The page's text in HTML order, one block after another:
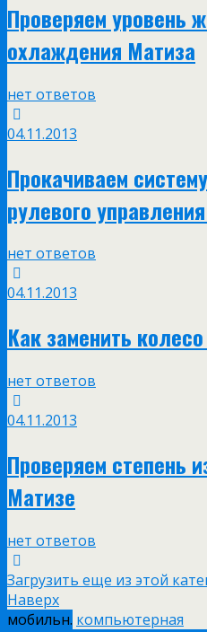
Проверяем уровень
охлаждения Матиза
нет ответов
04.11.2013
Прокачиваем
рулевого
нет ответов
04.11.2013
Как заменить
нет ответов
04.11.2013
Проверяем степень
Матизе
нет ответов
Загрузить еще из этой
Наверх
мобильн. компьютерная